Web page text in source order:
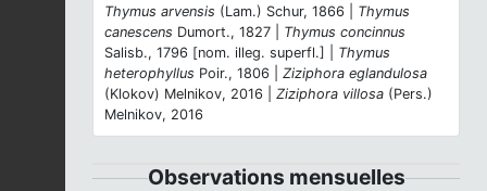
Thymus arvensis (Lam.) Schur, 1866 | Thymus
canescens Dumort., 1827 | Thymus concinnus
Salisb., 1796 [nom. illeg. superfl.] | Thymus
heterophyllus Poir., 1806 | Ziziphora eglandulosa
(Klokov) Melnikov, 2016 | Ziziphora villosa (Pers.)
Melnikov, 2016
Observations mensuelles